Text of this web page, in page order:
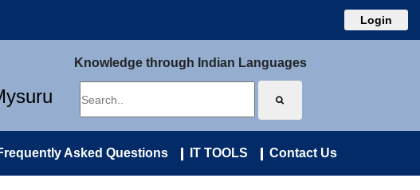
Login
Knowledge through Indian Languages
Asked Questions IT TOOLS Contact Us